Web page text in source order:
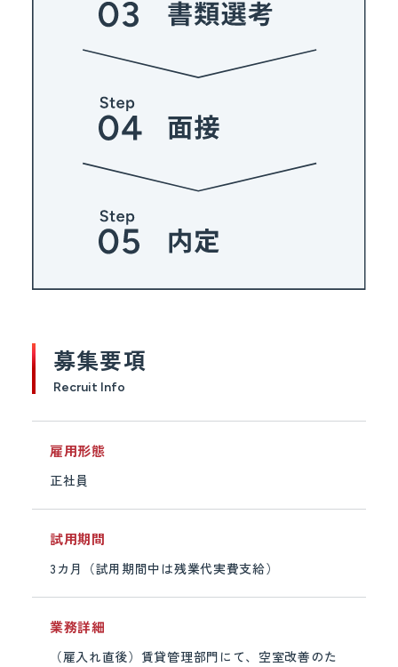
募集要項
Recruit Info
雇用形態
正社員
試用期間
3カ月（試用期間中は残業代実費支給）
業務詳細
（雇入れ直後）賃貸管理部門にて、空室改善のた